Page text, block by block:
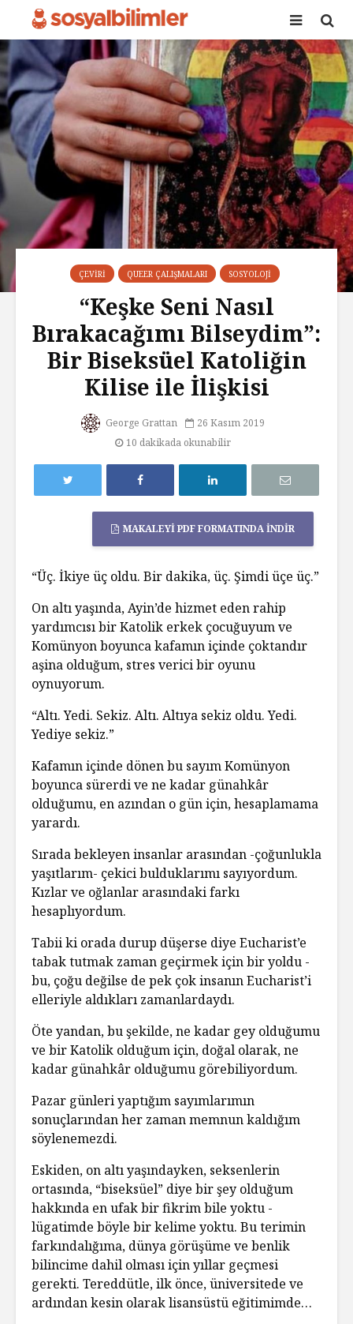
ÇEVIRI QUEER ÇALIŞMALARI SOSYOLOJI
“Keşke Seni Nasıl
Bırakacağımı Bilseydim”:
Bir Biseksüel Katoliğin
Kilise ile İlişkisi
George Grattan
26 Kasım 2019
10 dakikada okunabilir
MAKALEYI PDF FORMATINDA İNDIR
“Üç. İkiye üç oldu. Bir dakika, üç. Şimdi üçe üç.”
On altı yaşında, Ayin’de hizmet eden rahip
yardımcısı bir Katolik erkek çocuğuyum ve
Komünyon boyunca kafamın içinde çoktandır
aşina olduğum, stres verici bir oyunu
oynuyorum.
“Altı. Yedi. Sekiz. Altı. Altıya sekiz oldu. Yedi.
Yediye sekiz.”
Kafamın içinde dönen bu sayım Komünyon
boyunca sürerdi ve ne kadar günahkâr
olduğumu, en azından o gün için, hesaplamama
yarardı.
Sırada bekleyen insanlar arasından -çoğunlukla
yaşıtlarım- çekici bulduklarımı sayıyordum.
Kızlar ve oğlanlar arasındaki farkı
hesaplıyordum.
Tabii ki orada durup düşerse diye Eucharist’e
tabak tutmak zaman geçirmek için bir yoldu -
bu, çoğu değilse de pek çok insanın Eucharist’i
elleriyle aldıkları zamanlardaydı.
Öte yandan, bu şekilde, ne kadar gey olduğumu
ve bir Katolik olduğum için, doğal olarak, ne
kadar günahkâr olduğumu görebiliyordum.
Pazar günleri yaptığım sayımlarımın
sonuçlarından her zaman memnun kaldığım
söylenemezdi.
Eskiden, on altı yaşındayken, seksenlerin
ortasında, “biseksüel” diye bir şey olduğum
hakkında en ufak bir fikrim bile yoktu -
lügatimde böyle bir kelime yoktu. Bu terimin
farkındalığıma, dünya görüşüme ve benlik
bilincime dahil olması için yıllar geçmesi
gerekti. Tereddütle, ilk önce, üniversitede ve
ardından kesin olarak lisansüstü eğitimimde…